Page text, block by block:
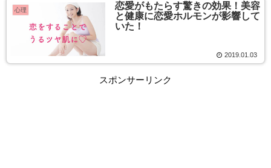
心理
恋愛がもたらす驚きの効果！美容
と健康に恋愛ホルモンが影響して
いた！
2019.01.03
スポンサーリンク